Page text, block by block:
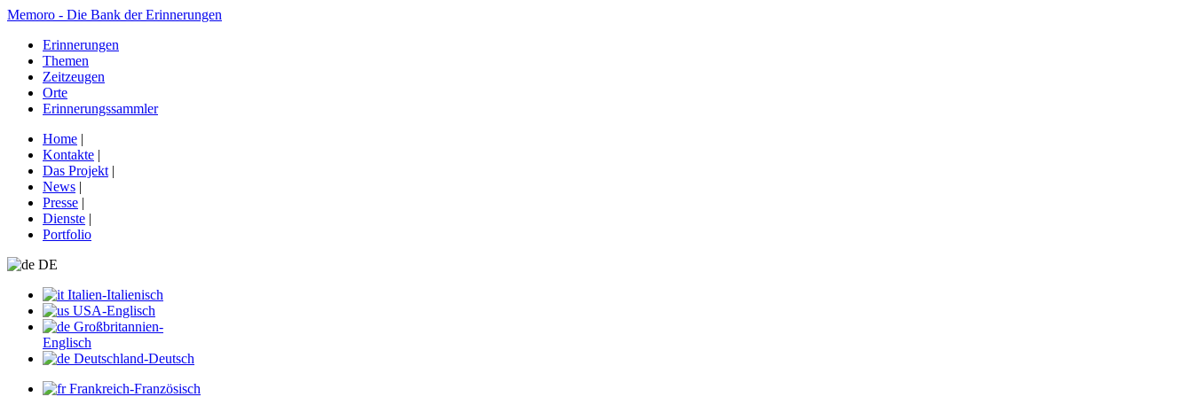
Memoro - Die Bank der Erinnerungen
Erinnerungen
Themen
Zeitzeugen
Orte
Erinnerungssammler
Home |
Kontakte |
Das Projekt |
News |
Presse |
Dienste |
Portfolio
DE
Italien-Italienisch
USA-Englisch
Großbritannien-
Englisch
Deutschland-Deutsch
Frankreich-Französisch